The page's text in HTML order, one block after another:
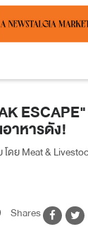
าหารดัง!
โดย Meat &
Shares